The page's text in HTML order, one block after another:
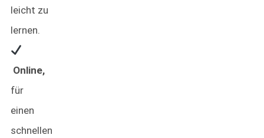
leicht zu
lernen.
Online,
für
einen
schnellen